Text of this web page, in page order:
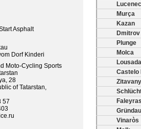
Asphalt
Dorf Kinderi
Moto-Cycling Sports
28
of Tatarstan,
57
Lucenec
Murça
Kazan
Dmitrov
Plunge
Molca
Lousada
Castelo
Zitavany
Faleyras
Gründau
Vinaròs